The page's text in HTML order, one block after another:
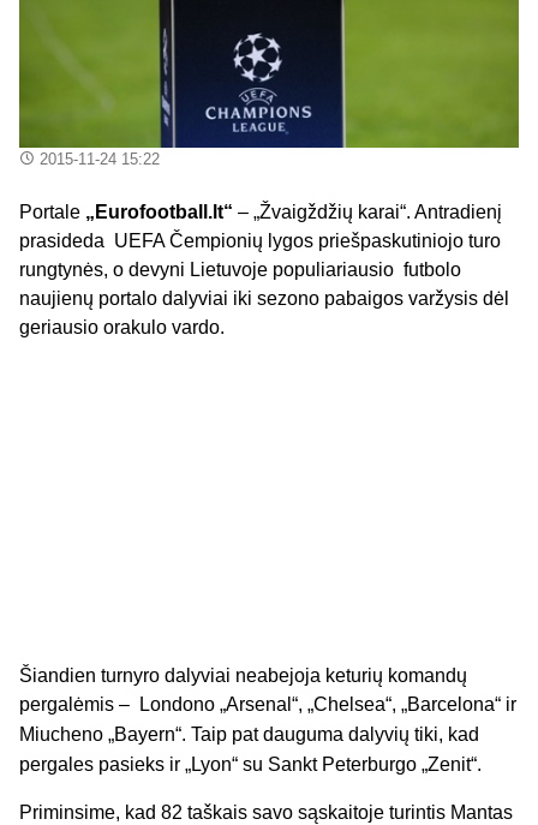
2015-11-24 15:22
Portale „Eurofootball.lt“ – „Žvaigždžių karai“. Antradienį
prasideda UEFA Čempionių lygos priešpaskutiniojo turo
rungtynės, o devyni Lietuvoje populiariausio futbolo
naujienų portalo dalyviai iki sezono pabaigos varžysis dėl
geriausio orakulo vardo.
Šiandien turnyro dalyviai neabejoja keturių komandų
pergalėmis – Londono „Arsenal“, „Chelsea“, „Barcelona“ ir
Miucheno „Bayern“. Taip pat dauguma dalyvių tiki, kad
pergales pasieks ir „Lyon“ su Sankt Peterburgo „Zenit“.
Priminsime, kad 82 taškais savo sąskaitoje turintis Mantas